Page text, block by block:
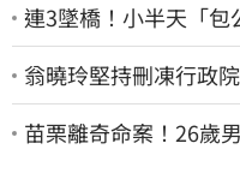
連3墜橋！小半天「
翁曉玲堅持刪凍行政
剩4個月你思考一下
苗栗離奇命案！26歲